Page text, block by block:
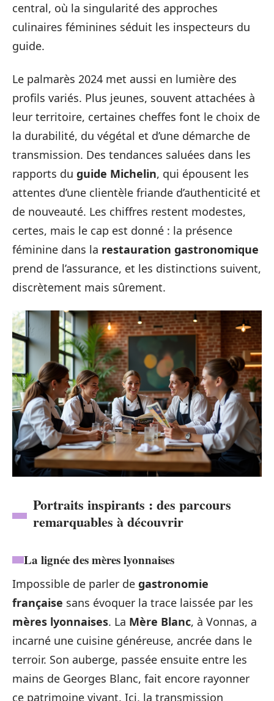
central, où la singularité des approches
culinaires féminines séduit les inspecteurs du
guide.
Le palmarès 2024 met aussi en lumière des
profils variés. Plus jeunes, souvent attachées à
leur territoire, certaines cheffes font le choix de
la durabilité, du végétal et d’une démarche de
transmission. Des tendances saluées dans les
rapports du guide Michelin, qui épousent les
attentes d’une clientèle friande d’authenticité et
de nouveauté. Les chiffres restent modestes,
certes, mais le cap est donné : la présence
féminine dans la restauration gastronomique
prend de l’assurance, et les distinctions suivent,
discrètement mais sûrement.
Portraits inspirants : des parcours
remarquables à découvrir
La lignée des mères lyonnaises
Impossible de parler de gastronomie
française sans évoquer la trace laissée par les
mères lyonnaises. La Mère Blanc, à Vonnas, a
incarné une cuisine généreuse, ancrée dans le
terroir. Son auberge, passée ensuite entre les
mains de Georges Blanc, fait encore rayonner
ce patrimoine vivant. Ici, la transmission